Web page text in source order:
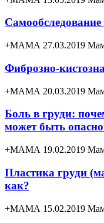
Самообследование
+МАМА 27.03.2019
Фиброзно-
+МАМА 20.03.2019
Боль в груди:
может быть
+МАМА 19.02.2019
Пластика груди
как?
+МАМА 15.02.2019